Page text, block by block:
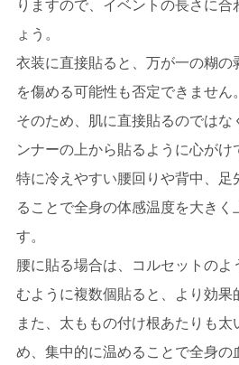
りますので、イベントの長さに合
ょう。
衣装に直接貼ると、万が一の糊の
を傷める可能性も否定できません。
そのため、肌に直接貼るのではな
ンナーの上から貼るように心がけ
特に冷えやすい腰回りや背中、足
ることで全身の体感温度を大きく
す。
腰に貼る場合は、コルセットの
むように複数個貼ると、より効果
また、太ももの付け根あたりも太
め、集中的に温めることで全身の